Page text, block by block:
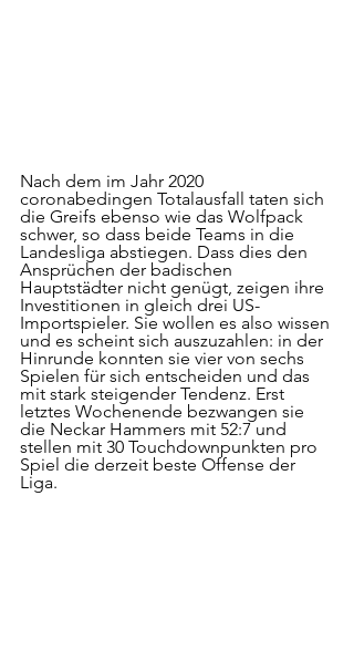
Nach dem im Jahr 2020
coronabedingen Totalausfall taten sich
die Greifs ebenso wie das Wolfpack
schwer, so dass beide Teams in die
Landesliga abstiegen. Dass dies den
Ansprüchen der badischen
Hauptstädter nicht genügt, zeigen ihre
Investitionen in gleich drei US-
Importspieler. Sie wollen es also wissen
und es scheint sich auszuzahlen: in der
Hinrunde konnten sie vier von sechs
Spielen für sich entscheiden und das
mit stark steigender Tendenz. Erst
letztes Wochenende bezwangen sie
die Neckar Hammers mit 52:7 und
stellen mit 30 Touchdownpunkten pro
Spiel die derzeit beste Offense der
Liga.